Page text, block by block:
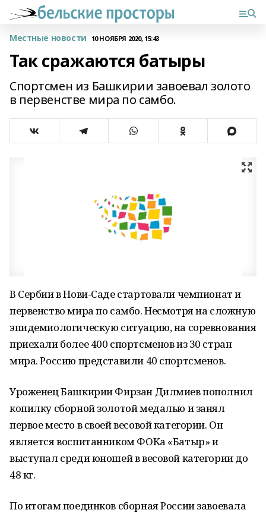
Местные новости 10 НОЯБРЯ 2020, 15:43
Так сражаются батыры
Спортсмен из Башкирии завоевал золото
в первенстве мира по самбо.
В Сербии в Нови-Саде стартовали чемпионат и
первенство мира по самбо. Несмотря на сложную
эпидемиологическую ситуацию, на соревнования
приехали более 400 спортсменов из 30 стран
мира. Россию представили 40 спортсменов.
Уроженец Башкирии Фирзан Дилмиев пополнил
копилку сборной золотой медалью и занял
первое место в своей весовой категории. Он
является воспитанником ФОКа «Батыр» и
выступал среди юношей в весовой категории до
48 кг.
По итогам поединков сборная России завоевала